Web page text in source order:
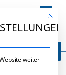
DEMit
weiter